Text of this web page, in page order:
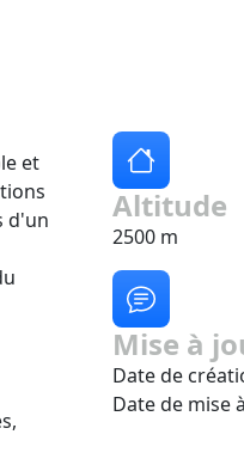
et
d'un
Altitude
2500 m
Mise à
Date de
Date de mise